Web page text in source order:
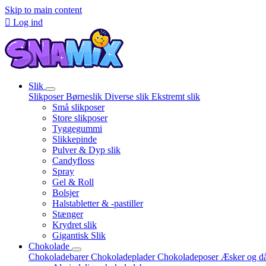
Skip to main content
 Log ind
Slik
SlikposerBørneslik Diverse slik Ekstremt slik
Små slikposer
Store slikposer
Tyggegummi
Slikkepinde
Pulver & Dyp slik
Candyfloss
Spray
Gel & Roll
Bolsjer
Halstabletter & -pastiller
Stænger
Krydret slik
Gigantisk Slik
Chokolade
ChokoladebarerChokoladepladerChokoladeposer Æsker og